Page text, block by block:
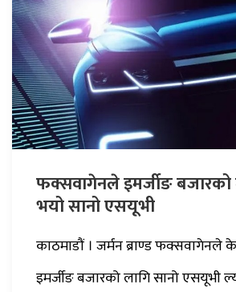
फक्सवागेनले इमर्जीङ बजारको
भयो सानो एसयूभी
काठमाडौं । जर्मन ब्राण्ड फक्सवागेनले
इमर्जीङ बजारको लागि सानो एसयूभी